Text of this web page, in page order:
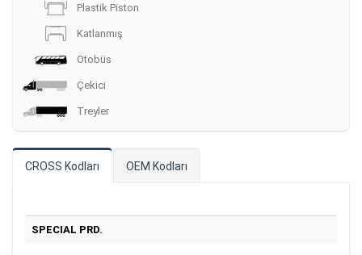
Plastik Piston
Katlanmış
Otobüs
Çekici
Treyler
CROSS Kodları OEM Kodları
SPECIAL PRD.